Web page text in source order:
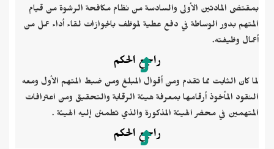
بمقتضى المادتين الأولى والسادسة من نظام مكافحة الرشوة من قيام
المتهم بدور الوساطة في دفع عطية لموظف بالجوازات لقاء أداء عمل من
أعمال وظيفته.
راجع الحكم
لما كان الثابت مما تقدم ومن أقوال المبلغ ومن ضبط المتهم الأول ومعه
النقود المأخوذ أرقامها بمعرفة هيئة الرقابة والتحقيق ومن اعترافات
المتهمين في محضر الهيئة المذكورة والذي تطمئن إليه الهيئة .
راجع الحكم